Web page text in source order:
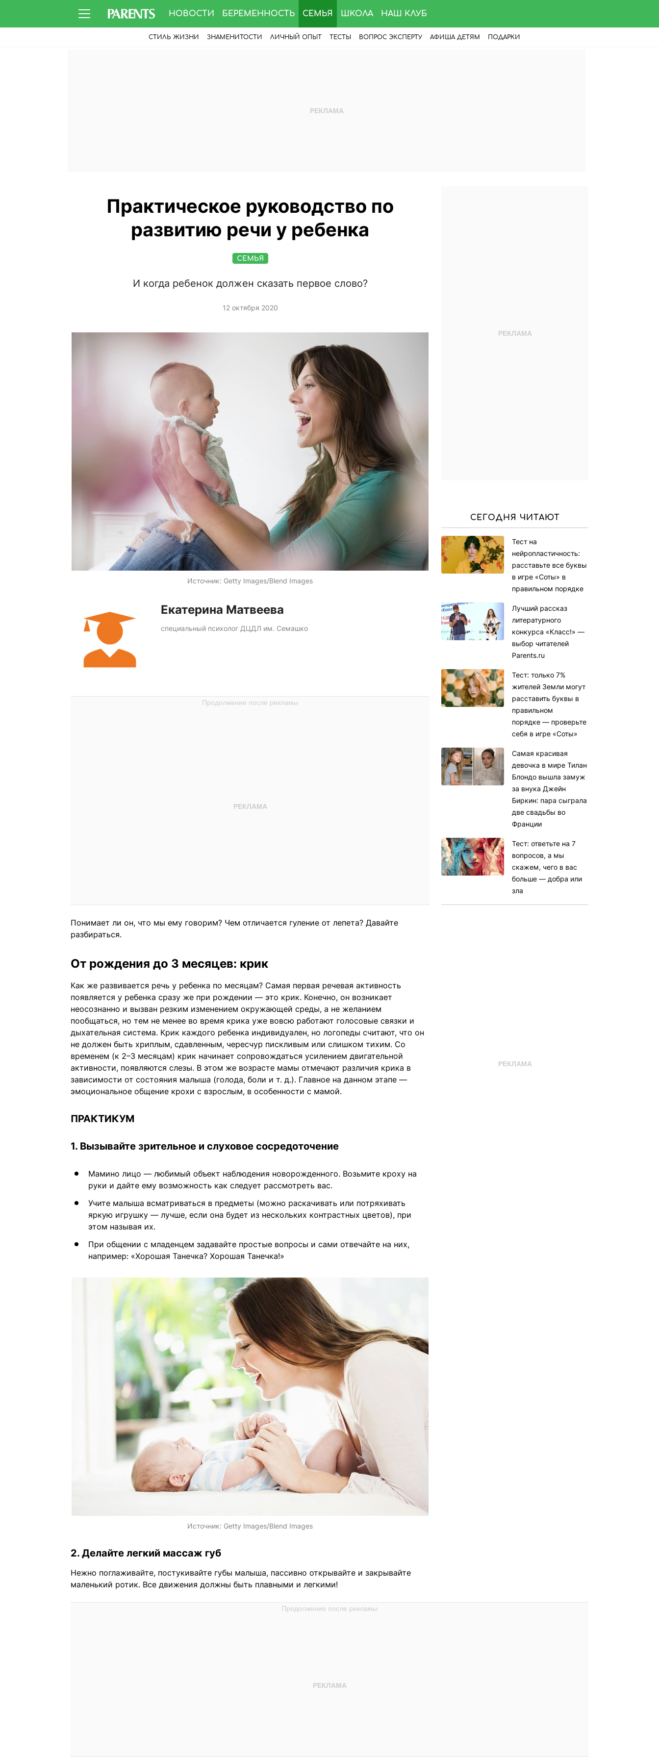
НОВОСТИ БЕРЕМЕННОСТЬ СЕМЬЯ ШКОЛА НАШ КЛУБ
СТИЛЬ ЖИЗНИ ЗНАМЕНИТОСТИ ЛИЧНЫЙ ОПЫТ ТЕСТЫ ВОПРОС ЭКСПЕРТУ АФИША ДЕТЯМ ПОДАРКИ
Практическое руководство по
развитию речи у ребенка
СЕМЬЯ
И когда ребенок должен сказать первое слово?
12 октября 2020
Источник: Getty Images/Blend Images
Екатерина Матвеева
специальный психолог ДЦДЛ им. Семашко
Понимает ли он, что мы ему говорим? Чем отличается гуление от лепета? Давайте
разбираться.
От рождения до 3 месяцев: крик
Как же развивается речь у ребенка по месяцам? Самая первая речевая активность
появляется у ребенка сразу же при рождении — это крик. Конечно, он возникает
неосознанно и вызван резким изменением окружающей среды, а не желанием
пообщаться, но тем не менее во время крика уже вовсю работают голосовые связки и
дыхательная система. Крик каждого ребенка индивидуален, но логопеды считают, что он
не должен быть хриплым, сдавленным, чересчур пискливым или слишком тихим. Со
временем (к 2–3 месяцам) крик начинает сопровождаться усилением двигательной
активности, появляются слезы. В этом же возрасте мамы отмечают различия крика в
зависимости от состояния малыша (голода, боли и т. д.). Главное на данном этапе —
эмоциональное общение крохи с взрослым, в особенности с мамой.
ПРАКТИКУМ
1. Вызывайте зрительное и слуховое сосредоточение
Мамино лицо — любимый объект наблюдения новорожденного. Возьмите кроху на
руки и дайте ему возможность как следует рассмотреть вас.
Учите малыша всматриваться в предметы (можно раскачивать или потряхивать
яркую игрушку — лучше, если она будет из нескольких контрастных цветов), при
этом называя их.
При общении с младенцем задавайте простые вопросы и сами отвечайте на них,
например: «Хорошая Танечка? Хорошая Танечка!»
Источник: Getty Images/Blend Images
2. Делайте легкий массаж губ
Нежно поглаживайте, постукивайте губы малыша, пассивно открывайте и закрывайте
маленький ротик. Все движения должны быть плавными и легкими!
СЕГОДНЯ ЧИТАЮТ
Тест на
нейропластичность:
расставьте все буквы
в игре «Соты» в
правильном порядке
Лучший рассказ
литературного
конкурса «Класс!» —
выбор читателей
Parents.ru
Тест: только 7%
жителей Земли могут
расставить буквы в
правильном
порядке — проверьте
себя в игре «Соты»
Самая красивая
девочка в мире Тилан
Блондо вышла замуж
за внука Джейн
Биркин: пара сыграла
две свадьбы во
Франции
Тест: ответьте на 7
вопросов, а мы
скажем, чего в вас
больше — добра или
зла